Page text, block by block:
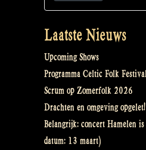
Laatste Nieuws
Upcoming Shows
Programma Celtic Folk
Scrum op Zomerfolk 2026
Drachten en omgeving opgelet!
Belangrijk: concert Hamelen
datum: 13 maart)